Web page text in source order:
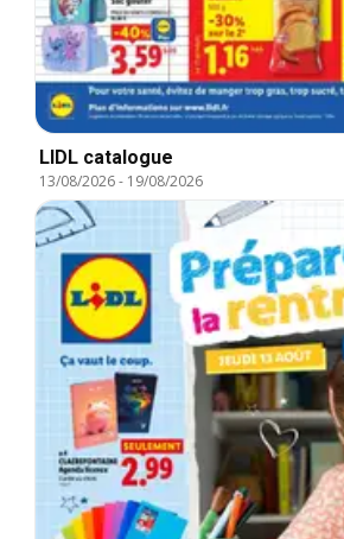
LIDL catalogue
13/08/2026- 19/08/2026